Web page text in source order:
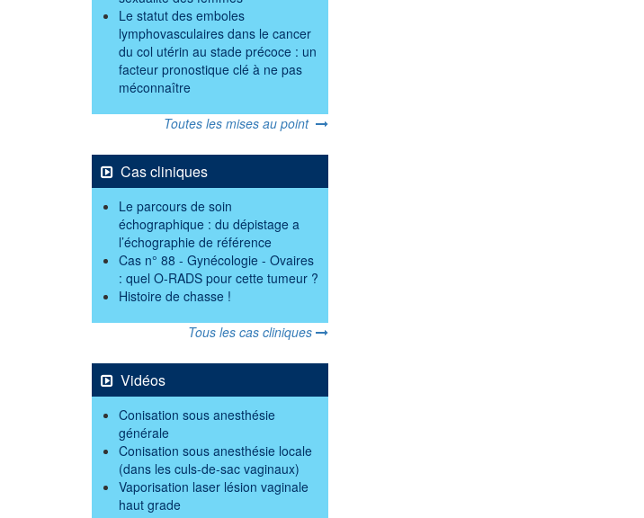
Le statut des emboles
lymphovasculaires dans le cancer
du col utérin au stade précoce : un
facteur pronostique clé à ne pas
méconnaître
Toutes les mises au point
Cas cliniques
Le parcours de soin
échographique : du dépistage a
l’échographie de référence
Cas n° 88 - Gynécologie - Ovaires
: quel O-RADS pour cette tumeur ?
Histoire de chasse !
Tous les cas cliniques
Vidéos
Conisation sous anesthésie
générale
Conisation sous anesthésie locale
(dans les culs-de-sac vaginaux)
Vaporisation laser lésion vaginale
haut grade